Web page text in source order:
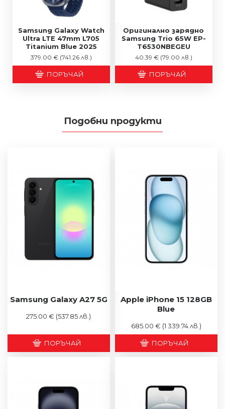
Samsung Galaxy Watch
Ultra LTE 47mm L705
Titanium Blue 2025
379.00 € (741.26 лв.)
ПОРЪЧАЙ
Оригинално зарядно
Samsung Trio 65W EP-
T6530NBEGEU
40.39 € (79.00 лв.)
ПОРЪЧАЙ
Подобни продукти
Samsung Galaxy A27 5G
275.00 € (537.85 лв.)
ПОРЪЧАЙ
Apple iPhone 15 128GB
Blue
685.00 € (1 339.74 лв.)
ПОРЪЧАЙ